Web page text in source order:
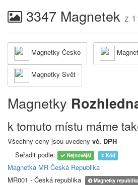
3347 Magnetek z
Magnetky Česko
Magnetky Svět
Magnetky
k tomuto místu máme
Všechny ceny jsou uvedeny vč. DPH
Seřadit podle:
Nejnovější Kód
Magnetka MR Česká Republika
MR001 - Česká republika
Magnetky republika